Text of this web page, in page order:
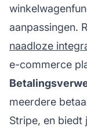
aanpassingen.
naadloze
e-commerce
meerdere
Stripe, en biedt